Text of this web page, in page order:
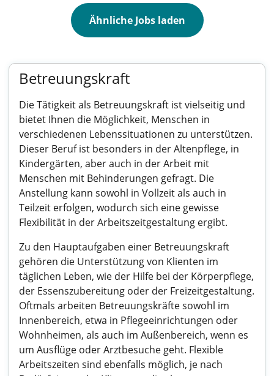
Ähnliche Jobs laden
Betreuungskraft
Die Tätigkeit als Betreuungskraft ist vielseitig und
bietet Ihnen die Möglichkeit, Menschen in
verschiedenen Lebenssituationen zu unterstützen.
Dieser Beruf ist besonders in der Altenpflege, in
Kindergärten, aber auch in der Arbeit mit
Menschen mit Behinderungen gefragt. Die
Anstellung kann sowohl in Vollzeit als auch in
Teilzeit erfolgen, wodurch sich eine gewisse
Flexibilität in der Arbeitszeitgestaltung ergibt.
Zu den Hauptaufgaben einer Betreuungskraft
gehören die Unterstützung von Klienten im
täglichen Leben, wie der Hilfe bei der Körperpflege,
der Essenszubereitung oder der Freizeitgestaltung.
Oftmals arbeiten Betreuungskräfte sowohl im
Innenbereich, etwa in Pflegeeinrichtungen oder
Wohnheimen, als auch im Außenbereich, wenn es
um Ausflüge oder Arztbesuche geht. Flexible
Arbeitszeiten sind ebenfalls möglich, je nach